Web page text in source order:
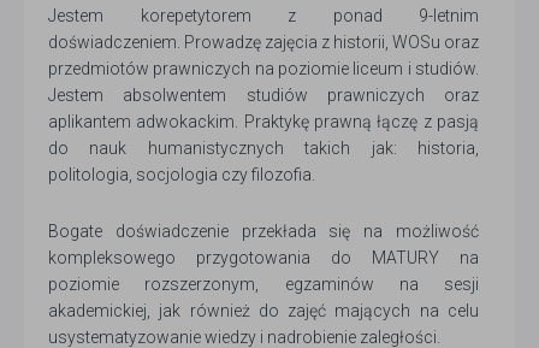
Jestem korepetytorem z ponad 9-letnim
doświadczeniem. Prowadzę zajęcia z historii, WOSu oraz
przedmiotów prawniczych na poziomie liceum i studiów.
Jestem absolwentem studiów prawniczych oraz
aplikantem adwokackim. Praktykę prawną łączę z pasją
do nauk humanistycznych takich jak: historia,
politologia, socjologia czy filozofia.
Bogate doświadczenie przekłada się na możliwość
kompleksowego przygotowania do MATURY na
poziomie rozszerzonym, egzaminów na sesji
akademickiej, jak również do zajęć mających na celu
usystematyzowanie wiedzy i nadrobienie zaległości.